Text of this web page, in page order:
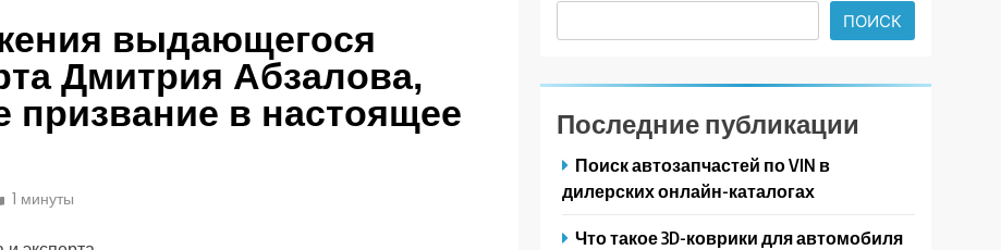
выдающегося
Дмитрия Абзалова,
призвание в настоящее
1 минуты
ПОИСК
Последние публикации
Поиск автозапчастей по VIN в
дилерских онлайн-каталогах
Что такое 3D-коврики для автомобиля